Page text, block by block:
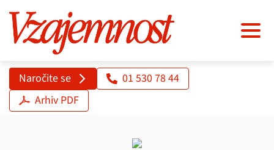
Naročite se
01 530 78 44
Arhiv PDF